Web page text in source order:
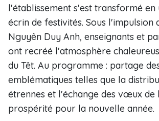
l'établissement s'est transformé
écrin de festivités. Sous l'impulsion
Nguyên Duy Anh, enseignants et
ont recréé l'atmosphère
du Têt. Au programme : partage
emblématiques telles que la
étrennes et l'échange des vœux de
prospérité pour la nouvelle année.